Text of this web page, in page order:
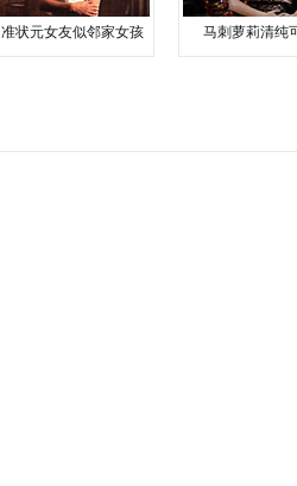
准状元女友似邻家女孩 马刺萝莉清纯